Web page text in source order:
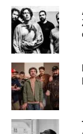
***
Você se